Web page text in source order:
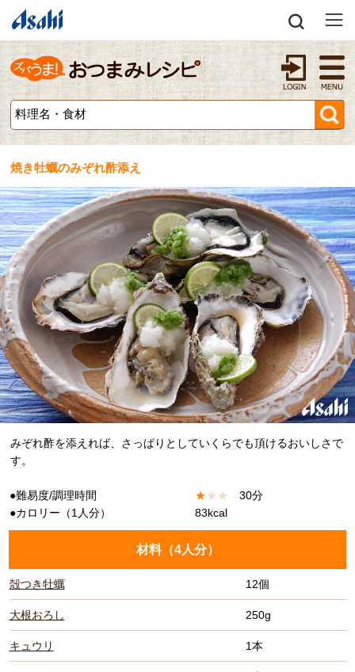
焼き牡蠣のみぞれ酢添え
みぞれ酢を添えれば、さっぱりとしていくらでも頂けるおいしさで
す。
●難易度/調理時間 ★★ ★
30分
●カロリー（1人分）
83kcal
材料（4人分）
殻つき牡蠣 12個
大根おろし 250g
キュウリ 1本